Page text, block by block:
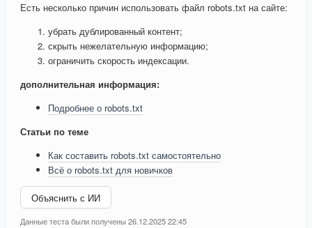
Есть несколько причин использовать файл robots.txt на сайте:
убрать дублированный контент;
скрыть нежелательную информацию;
ограничить скорость индексации.
дополнительная информация:
Подробнее о robots.txt
Статьи по теме
Как составить robots.txt самостоятельно
Всё о robots.txt для новичков
Объяснить с ИИ
Данные теста были получены 26.12.2025 22:45